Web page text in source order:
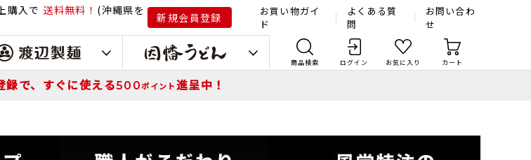
購入で 送料無料！ (沖縄県を
新規会員登録
お買い物ガイ
ド
よくある質
問
お問い合わ
せ
商品検索 ログイン お気に入り カート
録で、すぐに使える500ポイント進呈中！